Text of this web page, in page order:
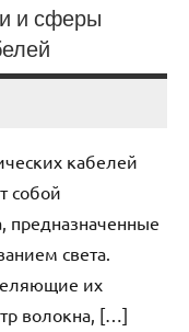
и сферы
кабелей
собой
предназначенные
света.
их
волокна, […]